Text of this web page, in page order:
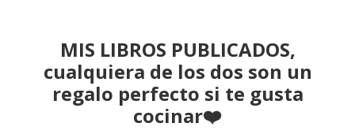
MIS LIBROS PUBLICADOS,
cualquiera de los dos son un
regalo perfecto si te gusta
cocinar❤️